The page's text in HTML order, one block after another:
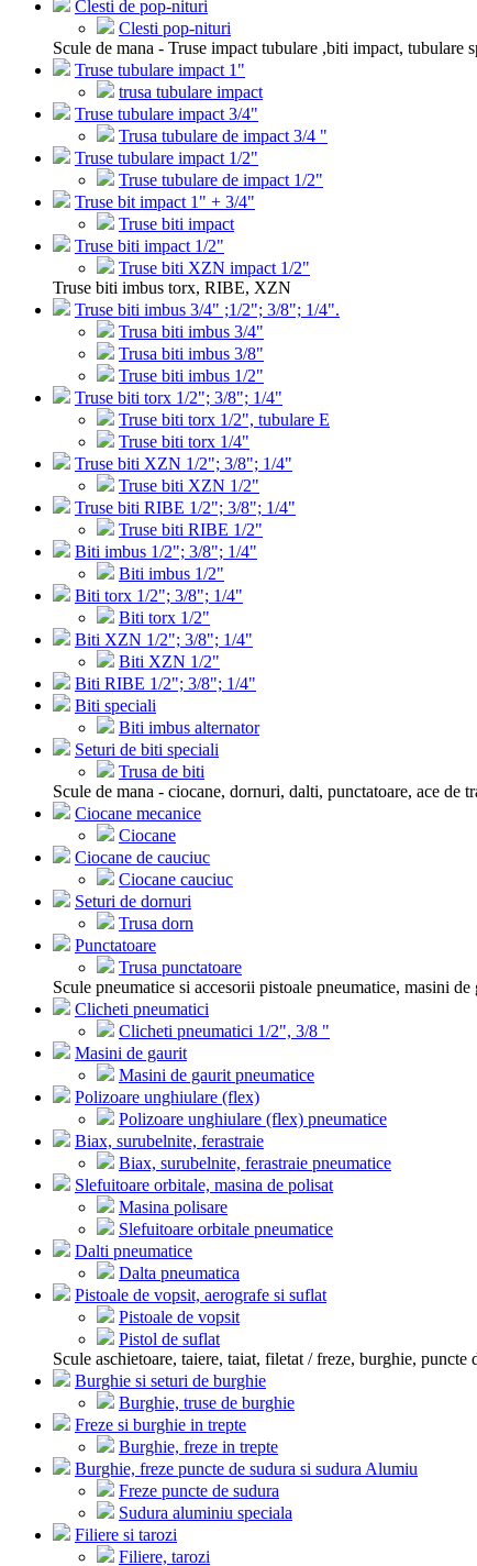
Clesti de pop-nituri
Clesti pop-nituri
Scule de mana - Truse impact tubulare ,biti impact, tubulare
Truse tubulare impact 1"
trusa tubulare impact
Truse tubulare impact 3/4"
Trusa tubulare de impact 3/4 "
Truse tubulare impact 1/2"
Truse tubulare de impact 1/2"
Truse bit impact 1" + 3/4"
Truse biti impact
Truse biti impact 1/2"
Truse biti XZN impact 1/2"
Truse biti imbus torx, RIBE, XZN
Truse biti imbus 3/4" ;1/2"; 3/8"; 1/4".
Trusa biti imbus 3/4"
Trusa biti imbus 3/8"
Truse biti imbus 1/2"
Truse biti torx 1/2"; 3/8"; 1/4"
Truse biti torx 1/2", tubulare E
Truse biti torx 1/4"
Truse biti XZN 1/2"; 3/8"; 1/4"
Truse biti XZN 1/2"
Truse biti RIBE 1/2"; 3/8"; 1/4"
Truse biti RIBE 1/2"
Biti imbus 1/2"; 3/8"; 1/4"
Biti imbus 1/2"
Biti torx 1/2"; 3/8"; 1/4"
Biti torx 1/2"
Biti XZN 1/2"; 3/8"; 1/4"
Biti XZN 1/2"
Biti RIBE 1/2"; 3/8"; 1/4"
Biti speciali
Biti imbus alternator
Seturi de biti speciali
Trusa de biti
Scule de mana - ciocane, dornuri, dalti, punctatoare, ace de
Ciocane mecanice
Ciocane
Ciocane de cauciuc
Ciocane cauciuc
Seturi de dornuri
Trusa dorn
Punctatoare
Trusa punctatoare
Scule pneumatice si accesorii pistoale pneumatice, masini
Clicheti pneumatici
Clicheti pneumatici 1/2", 3/8 "
Masini de gaurit
Masini de gaurit pneumatice
Polizoare unghiulare (flex)
Polizoare unghiulare (flex) pneumatice
Biax, surubelnite, ferastraie
Biax, surubelnite, ferastraie pneumatice
Slefuitoare orbitale, masina de polisat
Masina polisare
Slefuitoare orbitale pneumatice
Dalti pneumatice
Dalta pneumatica
Pistoale de vopsit, aerografe si suflat
Pistoale de vopsit
Pistol de suflat
Scule aschietoare, taiere, taiat, filetat / freze, burghie, puncte
Burghie si seturi de burghie
Burghie, truse de burghie
Freze si burghie in trepte
Burghie, freze in trepte
Burghie, freze puncte de sudura si sudura Alumiu
Freze puncte de sudura
Sudura aluminiu speciala
Filiere si tarozi
Filiere, tarozi